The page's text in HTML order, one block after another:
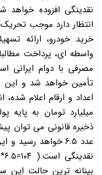
نقدینگی افزوده
خرید خودرو، ارائه
مصرفی با دوام
تأمین خواهد شد و این
میلیارد تومان به
ذخیره قانونی می توان